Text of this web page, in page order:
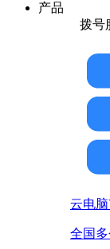
产品
拨号
云电脑
全国